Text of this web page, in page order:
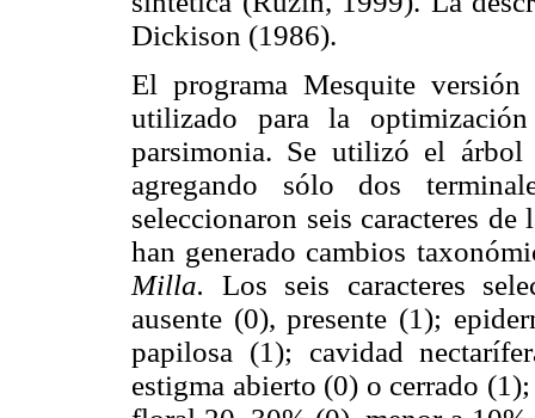
Dickison (1986).
El programa Mesquite
utilizado para la
parsimonia. Se utilizó el
agregando sólo dos
seleccionaron seis caracteres
han generado cambios
Milla. Los seis caracteres
ausente (0), presente (1);
papilosa (1); cavidad
estigma abierto (0) o cerrado